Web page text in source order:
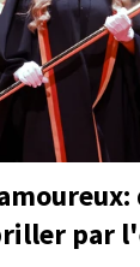
par